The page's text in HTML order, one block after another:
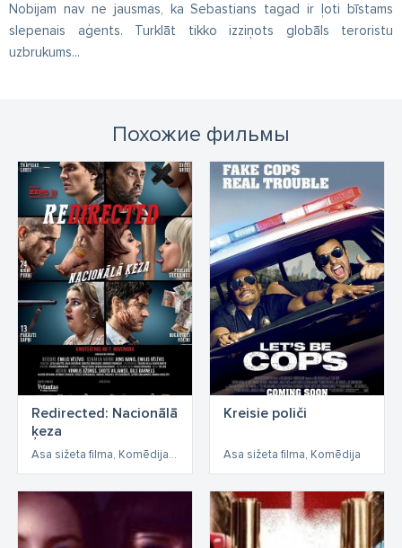
Nobijam nav ne jausmas, ka Sebastians tagad ir ļoti bīstams
slepenais aģents. Turklāt tikko izziņots globāls teroristu
uzbrukums...
Похожие фильмы
Redirected: Nacionālā
ķeza
Asa sižeta filma, Komēdija, Asa sižeta
Kreisie poliči
Asa sižeta filma, Komēdija